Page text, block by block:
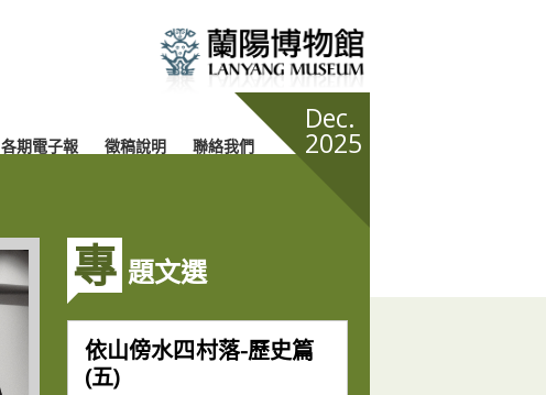
各期電子報 徵稿說明 聯絡我們
Dec.
2025
專 題文選
依山傍水四村落-歷史篇
(五)